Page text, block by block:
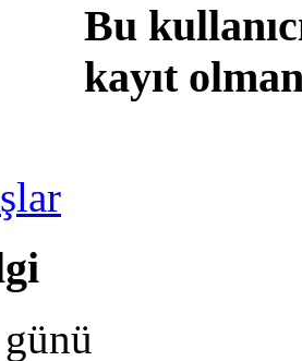
Bu
kayıt